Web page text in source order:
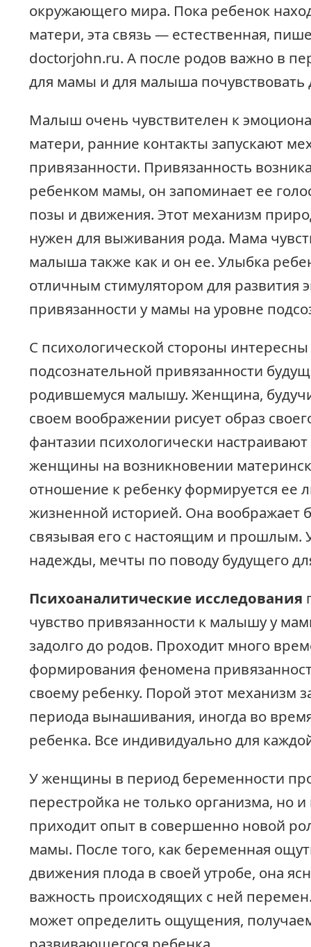
окружающего мира. Пока ребенок
матери, эта связь — естественная,
doctorjohn.ru. А после родов важно в
для мамы и для малыша почувствовать
Малыш очень чувствителен к
матери, ранние контакты запускают
привязанности. Привязанность
ребенком мамы, он запоминает ее
позы и движения. Этот механизм
нужен для выживания рода. Мама
малыша также как и он ее. Улыбка
отличным стимулятором для развития
привязанности у мамы на уровне
С психологической стороны
подсознательной привязанности
родившемуся малышу. Женщина,
своем воображении рисует образ
фантазии психологически
женщины на возникновении
отношение к ребенку формируется ее
жизненной историей. Она воображает
связывая его с настоящим и прошлым.
надежды, мечты по поводу будущего
Психоаналитические исследования
чувство привязанности к малышу у
задолго до родов. Проходит много
формирования феномена
своему ребенку. Порой этот механизм
периода вынашивания, иногда во
ребенка. Все индивидуально для
У женщины в период беременности
перестройка не только организма, но
приходит опыт в совершенно новой
мамы. После того, как беременная
движения плода в своей утробе, она
важность происходящих с ней
может определить ощущения,